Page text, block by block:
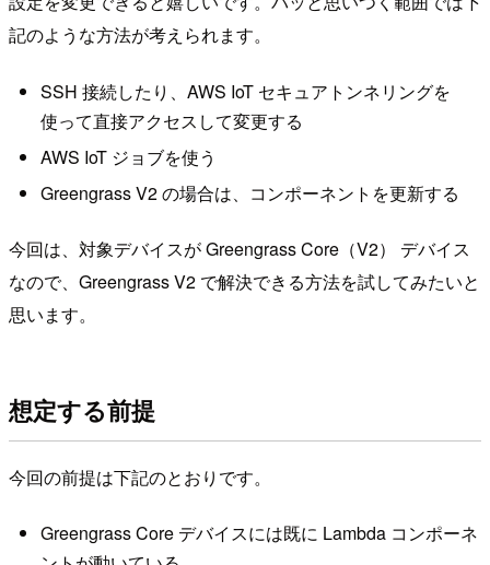
記のような方法が考えられます。
SSH 接続したり、AWS IoT セキュアトンネリングを
使って直接アクセスして変更する
AWS IoT ジョブを使う
Greengrass V2 の場合は、コンポーネントを更新する
今回は、対象デバイスが Greengrass Core（V2） デバイス
なので、Greengrass V2 で解決できる方法を試してみたいと
思います。
想定する前提
今回の前提は下記のとおりです。
Greengrass Core デバイスには既に Lambda コンポーネ